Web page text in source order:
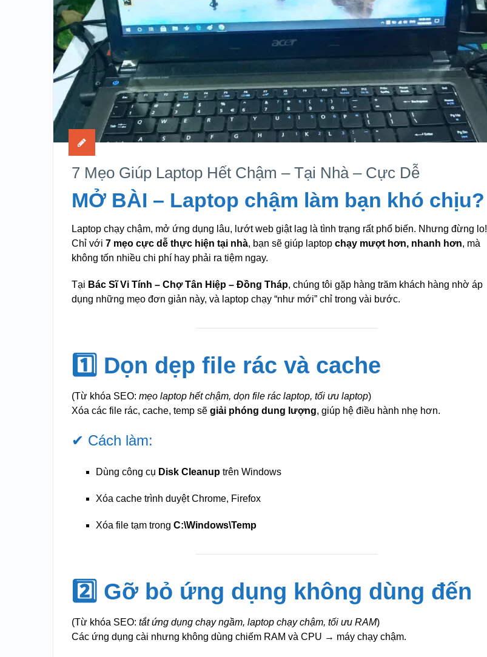
7 Mẹo Giúp Laptop Hết Chậm – Tại Nhà – Cực Dễ
MỞ BÀI – Laptop chậm làm bạn khó chịu?
Laptop chạy chậm, mở ứng dụng lâu, lướt web giật lag là tình trạng rất phổ biến. Nhưng đừng lo!
Chỉ với7 mẹo cực dễ thực hiện tại nhà, bạn sẽ giúp laptopchạy mượt hơn, nhanh hơn, mà
không tốn nhiều chi phí hay phải ra tiệm ngay.
Tại Bác Sĩ Vi Tính – Chợ Tân Hiệp – Đồng Tháp, chúng tôi gặp hàng trăm khách hàng nhờ áp
dụng những mẹo đơn giản này, và laptop chạy “như mới” chỉ trong vài bước.
1️⃣ Dọn dẹp file rác và cache
(Từ khóa SEO:mẹo laptop hết chậm, dọn file rác laptop, tối ưu laptop)
Xóa các file rác, cache, temp sẽgiải phóng dung lượng, giúp hệ điều hành nhẹ hơn.
✔ Cách làm:
Dùng công cụ Disk Cleanup trên Windows
Xóa cache trình duyệt Chrome, Firefox
Xóa file tạm trongC:\Windows\Temp
2️⃣ Gỡ bỏ ứng dụng không dùng đến
(Từ khóa SEO:tắt ứng dụng chạy ngầm, laptop chạy chậm, tối ưu RAM)
Các ứng dụng cài nhưng không dùng chiếm RAM và CPU → máy chạy chậm.